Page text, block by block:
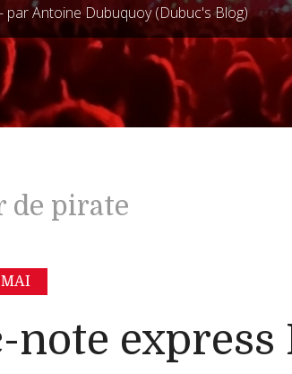
Antoine Dubuquoy (Dubuc's Blog)
de pirate
MAI
note express